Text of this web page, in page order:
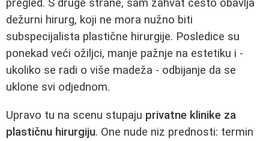
pregled. S druge strane, sam zahvat često obavlja
dežurni hirurg, koji ne mora nužno biti
subspecijalista plastične hirurgije. Posledice su
ponekad veći ožiljci, manje pažnje na estetiku i -
ukoliko se radi o više madeža - odbijanje da se
uklone svi odjednom.
Upravo tu na scenu stupaju privatne klinike za
plastičnu hirurgiju. One nude niz prednosti: termin